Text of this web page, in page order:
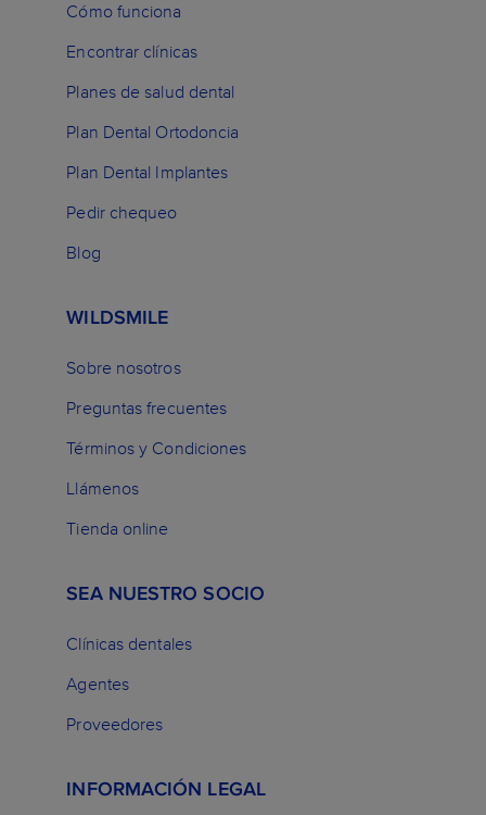
Cómo funciona
Encontrar clínicas
Planes de salud dental
Plan Dental Ortodoncia
Plan Dental Implantes
Pedir chequeo
Blog
WILDSMILE
Sobre nosotros
Preguntas frecuentes
Términos y Condiciones
Llámenos
Tienda online
SEA NUESTRO SOCIO
Clínicas dentales
Agentes
Proveedores
INFORMACIÓN LEGAL